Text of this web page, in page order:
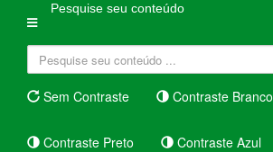
Pesquise seu conteúdo
Sem Contraste Contraste Branco
Contraste Preto Contraste Azul